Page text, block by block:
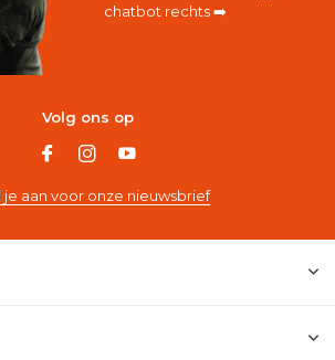
chatbot rechts ➡️
Volg ons op
je aan voor onze nieuwsbrief